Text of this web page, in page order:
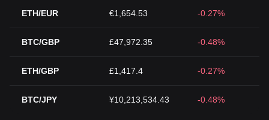
ETH/EUR €1,654.53 -0.27%
BTC/GBP £47,972.35 -0.48%
ETH/GBP £1,417.4 -0.27%
BTC/JPY ¥10,213,534.43 -0.48%